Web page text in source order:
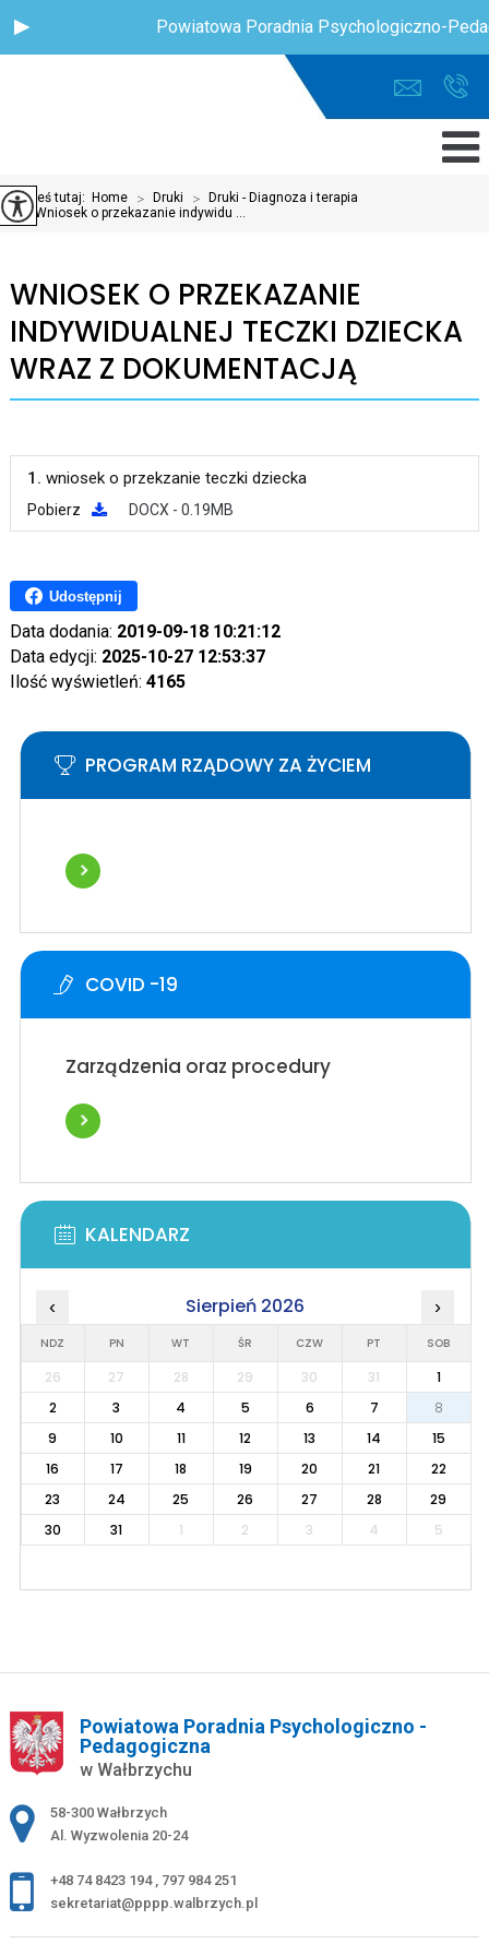
Powiatowa Poradnia Psychologiczno-
Jesteś tutaj: Home > Druki > Druki - Diagnoza i terapia
> Wniosek o przekazanie indywidu ...
WNIOSEK O PRZEKAZANIE
INDYWIDUALNEJ TECZKI DZIECKA
WRAZ Z DOKUMENTACJĄ
1. wniosek o przekzanie teczki dziecka
Pobierz DOCX - 0.19MB
Udostępnij
Data dodania: 2019-09-18 10:21:12
Data edycji: 2025-10-27 12:53:37
Ilość wyświetleń: 4165
PROGRAM RZĄDOWY ZA ŻYCIEM
COVID -19
Zarządzenia oraz procedury
KALENDARZ
‹ Sierpień 2026 ›
NDZ PN WT ŚR CZW PT SOB
26 27 28 29 30 31
1
2
3 4 5 6 7
8
9
10 11 12 13 14
15
16
17 18 19 20 21
22
23
24 25 26 27 28
29
30
31 1 2 3 4 5
Powiatowa Poradnia Psychologiczno -
Pedagogiczna
w Wałbrzychu
Adres pocztowy:
58-300 Wałbrzych
Al. Wyzwolenia 20-24
+48 74 8423 194 , 797 984 251
sekretariat@pppp.walbrzych.pl